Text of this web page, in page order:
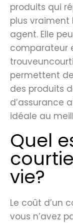
produits qui
plus vraiment
agent. Elle
comparateur
permettent
des produits
d’assurance
idéale au
Quel
vie?
Le coût d’un
vous n’avez